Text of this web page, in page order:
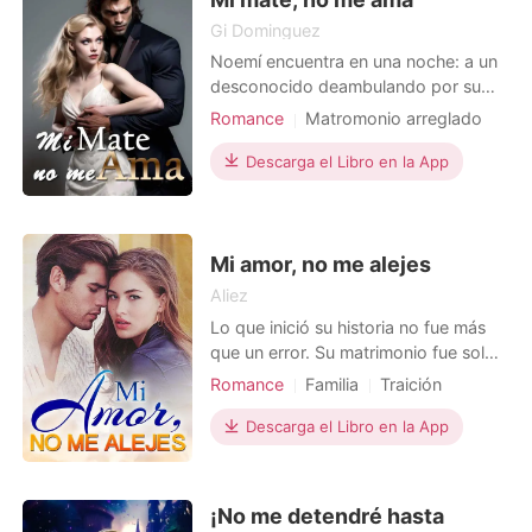
desafío. Me
Gi Dominguez
Noemí encuentra en una noche: a un
desconocido deambulando por su
territorio. Confundida decide
dirigirse en su dirección: es su olor.
Una mezcla de vainilla y bosque,
Hasta darse cuenta, que su
Romance
Matromonio arreglado
Encantadora
Dulce
Descarga el Libro en la App
Mi amor, no me alejes
Aliez
Lo que inició su historia no fue más
que un error. Su matrimonio fue solo
un trato comercial entre dos familias.
culpó a su esposa. El odio, la ira y la
desconfianza llenaron su vida. Pero
decidió i
Romance Familia
Traición
Amor forzado
CEO
Pareja
Hermoso
Descarga el Libro en la App
¡No me detendré hasta